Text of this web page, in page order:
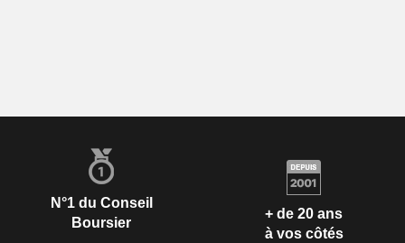
N°1 du Conseil
Boursier
+ de 20 ans
à vos côtés